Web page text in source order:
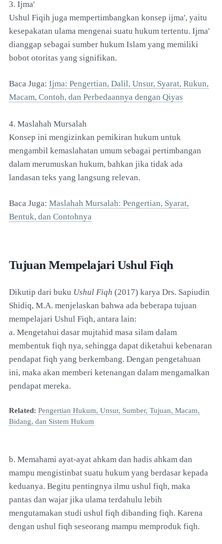
3. Ijma'
Ushul Fiqih juga mempertimbangkan konsep ijma', yaitu
kesepakatan ulama mengenai suatu hukum tertentu. Ijma'
dianggap sebagai sumber hukum Islam yang memiliki
bobot otoritas yang signifikan.
Baca Juga: Ijma: Pengertian, Dalil, Unsur, Syarat, Rukun,
Macam, Contoh, dan Perbedaannya dengan Qiyas
4. Maslahah Mursalah
Konsep ini mengizinkan pemikiran hukum untuk
mengambil kemaslahatan umum sebagai pertimbangan
dalam merumuskan hukum, bahkan jika tidak ada
landasan teks yang langsung relevan.
Baca Juga: Maslahah Mursalah: Pengertian, Syarat,
Bentuk, dan Contohnya
Tujuan Mempelajari Ushul Fiqh
Dikutip dari buku Ushul Fiqh (2017) karya Drs. Sapiudin
Shidiq, M.A. menjelaskan bahwa ada beberapa tujuan
mempelajari Ushul Fiqh, antara lain:
a. Mengetahui dasar mujtahid masa silam dalam
membentuk fiqh nya, sehingga dapat diketahui kebenaran
pendapat fiqh yang berkembang. Dengan pengetahuan
ini, maka akan memberi ketenangan dalam mengamalkan
pendapat mereka.
Related: Pengertian Hukum, Unsur, Sumber, Tujuan, Macam,
Bidang, dan Sistem Hukum
b. Memahami ayat-ayat ahkam dan hadis ahkam dan
mampu mengistinbat suatu hukum yang berdasar kepada
keduanya. Begitu pentingnya ilmu ushul fiqh, maka
pantas dan wajar jika ulama terdahulu lebih
mengutamakan studi ushul fiqh dibanding fiqh. Karena
dengan ushul fiqh seseorang mampu memproduk fiqh.